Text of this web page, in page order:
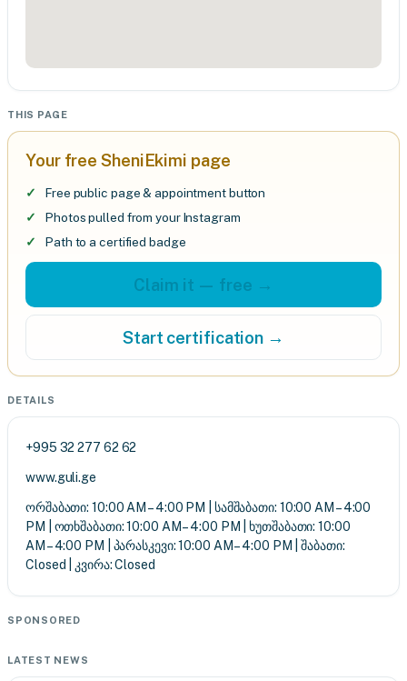
THIS PAGE
Your free SheniEkimi page
Free public page & appointment button
Photos pulled from your Instagram
Path to a certified badge
Claim it — free →
Start certification →
DETAILS
+995 32 277 62 62
www.guli.ge
ორშაბათი: 10:00 AM – 4:00 PM | სამშაბათი: 10:00 AM – 4:00
PM | ოთხშაბათი: 10:00 AM – 4:00 PM | ხუთშაბათი: 10:00
AM – 4:00 PM | პარასკევი: 10:00 AM – 4:00 PM | შაბათი:
Closed | კვირა: Closed
SPONSORED
LATEST NEWS